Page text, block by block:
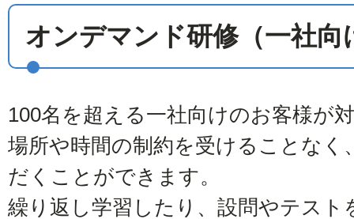
オンデマンド研修（一社向
100名を超える一社向けのお客様が
場所や時間の制約を受けることなく
だくことができます。
繰り返し学習したり、設問やテス